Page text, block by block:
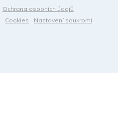
Ochrana osobních údajů
Cookies Nastavení soukromí